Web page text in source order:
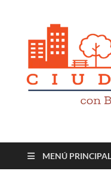
MENÚ PRINCIPAL